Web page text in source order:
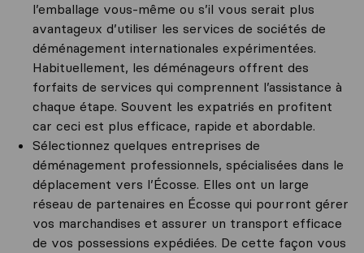
l’emballage vous-même ou s’il vous serait plus
avantageux d’utiliser les services de sociétés de
déménagement internationales expérimentées.
Habituellement, les déménageurs offrent des
forfaits de services qui comprennent l’assistance à
chaque étape. Souvent les expatriés en profitent
car ceci est plus efficace, rapide et abordable.
Sélectionnez quelques entreprises de
déménagement professionnels, spécialisées dans le
déplacement vers l’Écosse. Elles ont un large
réseau de partenaires en Écosse qui pourront gérer
vos marchandises et assurer un transport efficace
de vos possessions expédiées. De cette façon vous